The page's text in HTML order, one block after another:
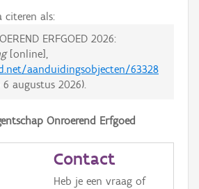
citeren als:
ERFGOED 2026:
[online],
aanduidingsobjecten/63328
6 augustus 2026).
Onroerend Erfgoed
Contact
Heb je een vraag of